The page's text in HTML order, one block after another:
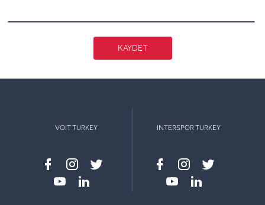
KAYDET
VOIT TURKEY
Facebook
instagram
twitter
INTERSPOR TURKEY
Facebook
instagram
twitter